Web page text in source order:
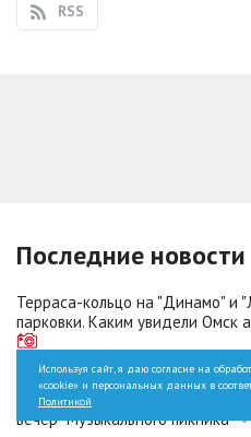
RSS
Последние новости
Терраса-кольцо на "Динамо" и
парковки. Каким увидели Омск
От "Кино" до
вечер "Музыкального пикника"
Используя сайт, я даю согласие на
«cookie» и персональных данных в
Политикой